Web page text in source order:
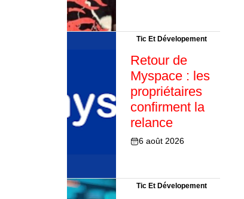
Tic Et Dévelopement
Retour de
Myspace : les
propriétaires
confirment la
relance
6 août 2026
Tic Et Dévelopement